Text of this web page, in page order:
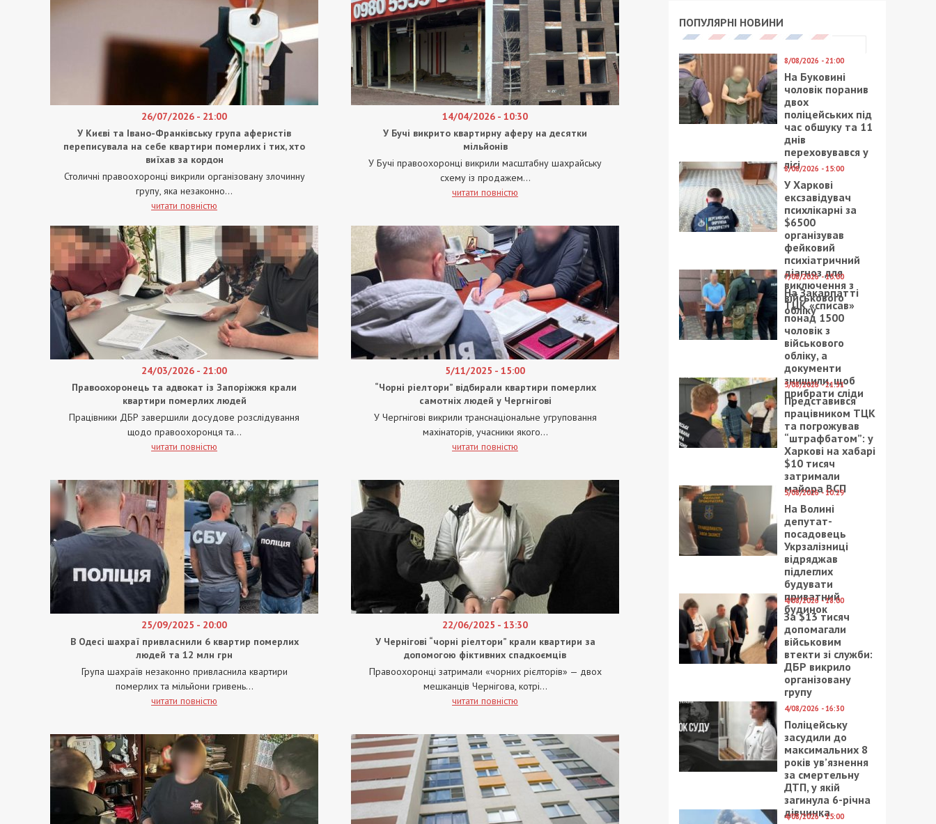
26/07/2026 - 21:00
У Києві та Івано-Франківську група аферистів
переписувала на себе квартири померлих і тих, хто
виїхав за кордон
Столичні правоохоронці викрили організовану злочинну
групу, яка незаконно...
читати повністю
14/04/2026 - 10:30
У Бучі викрито квартирну аферу на десятки
мільйонів
У Бучі правоохоронці викрили масштабну шахрайську
схему із продажем...
читати повністю
24/03/2026 - 21:00
Правоохоронець та адвокат із Запоріжжя крали
квартири померлих людей
Працівники ДБР завершили досудове розслідування
щодо правоохоронця та...
читати повністю
5/11/2025 - 15:00
“Чорні ріелтори” відбирали квартири померлих
самотніх людей у Чергнігові
У Чергнігові викрили транснаціональне угруповання
махінаторів, учасники якого...
читати повністю
25/09/2025 - 20:00
В Одесі шахраї привласнили 6 квартир померлих
людей та 12 млн грн
Група шахраїв незаконно привласнила квартири
померлих та мільйони гривень...
читати повністю
22/06/2025 - 13:30
У Чернігові “чорні ріелтори” крали квартири за
допомогою фіктивних спадкоємців
Правоохоронці затримали «чорних рієлторів» — двох
мешканців Чернігова, котрі...
читати повністю
ПОПУЛЯРНІ НОВИНИ
8/08/2026 - 21:00
На Буковині
чоловік поранив
двох
поліцейських під
час обшуку та 11
днів
переховувався у
лісі
8/08/2026 - 15:00
У Харкові
ексзавідувач
психлікарні за
$6500
організував
фейковий
психіатричний
діагноз для
виключення з
військового
обліку
7/08/2026 - 15:00
На Закарпатті
ТЦК «списав»
понад 1500
чоловік з
військового
обліку, а
документи
знищили, щоб
прибрати сліди
5/08/2026 - 21:31
Представився
працівником ТЦК
та погрожував
“штрафбатом”: у
Харкові на хабарі
$10 тисяч
затримали
майора ВСП
5/08/2026 - 10:29
На Волині
депутат-
посадовець
Укрзалізниці
відряджав
підлеглих
будувати
приватний
будинок
4/08/2026 - 18:00
За $13 тисяч
допомагали
військовим
втекти зі служби:
ДБР викрило
організовану
групу
4/08/2026 - 16:30
Поліцейську
засудили до
максимальних 8
років ув’язнення
за смертельну
ДТП, у якій
загинула 6-річна
дівчинка
4/08/2026 - 15:00